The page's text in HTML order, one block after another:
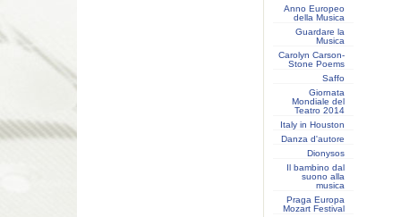
Anno Europeo
della Musica
Guardare la
Musica
Carolyn Carson-
Stone Poems
Saffo
Giornata
Mondiale del
Teatro 2014
Italy in Houston
Danza d'autore
Dionysos
Il bambino dal
suono alla
musica
Praga Europa
Mozart Festival